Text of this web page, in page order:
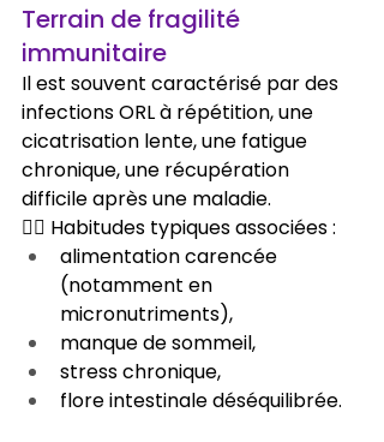
Terrain de fragilité
immunitaire
Il est souvent caractérisé par des
infections ORL à répétition, une
cicatrisation lente, une fatigue
chronique, une récupération
difficile après une maladie.
👉🏻 Habitudes typiques associées :
alimentation carencée
(notamment en
micronutriments),
manque de sommeil,
stress chronique,
flore intestinale déséquilibrée.